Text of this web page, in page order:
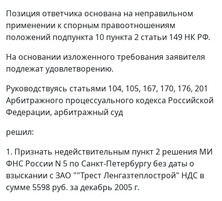
Позиция ответчика основана на неправильном
применении к спорным правоотношениям
положений подпункта 10 пункта 2 статьи 149 НК РФ.
На основании изложенного требования заявителя
подлежат удовлетворению.
Руководствуясь статьями 104, 105, 167, 170, 176, 201
Арбитражного процессуального кодекса Российской
Федерации, арбитражный суд
решил:
1. Признать недействительным пункт 2 решения МИ
ФНС России N 5 по Санкт-Петербургу без даты о
взыскании с ЗАО ""Трест Ленгазтеплострой" НДС в
сумме 5598 руб. за декабрь 2005 г.